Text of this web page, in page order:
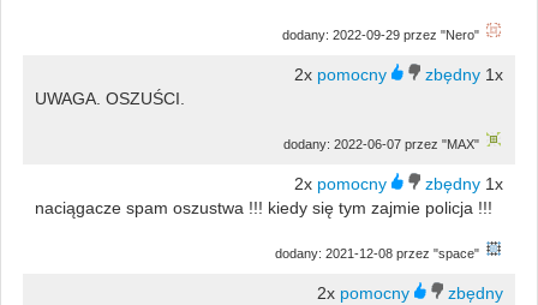
dodany: 2022-09-29 przez "Nero"
2x
1x
UWAGA. OSZUŚCI.
dodany: 2022-06-07 przez "MAX"
2x
1x
naciągacze spam oszustwa !!! kiedy się tym zajmie policja !!!
dodany: 2021-12-08 przez "space"
2x